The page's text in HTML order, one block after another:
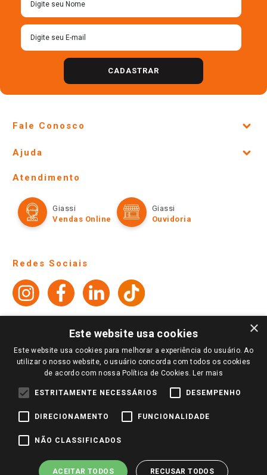
Cadastre-se para receber
nossas ofertas!
Fale Conosco
Cartão Giassi
Televendas
Perguntas frequentes
Trabalhe Conosco
Identidade Visual
Telefones e horários das lojas físicas
Política de Privacidade e Termos de Uso
Formas de Pagamento
Trocas e Devoluções
Giassi
Redes Sociais
Pagamento e Segurança
×
Este website usa cookies
Este website usa cookies para melhorar a experiência do usuário. Ao
utilizar o nosso website, o usuário concorda com todos os cookies
de acordo com nossa Política de Cookies. Ler mais
ESTRITAMENTE NECESSÁRIOS DESEMPENHO
DIRECIONAMENTO FUNCIONALIDADE
NÃO CLASSIFICADOS
ACEITAR TODOS RECUSAR TODOS